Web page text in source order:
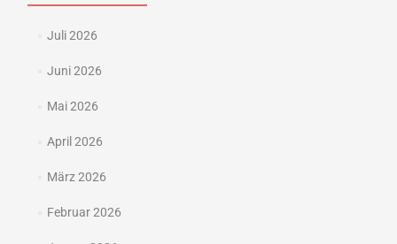
Juli 2026
Juni 2026
Mai 2026
April 2026
März 2026
Februar 2026